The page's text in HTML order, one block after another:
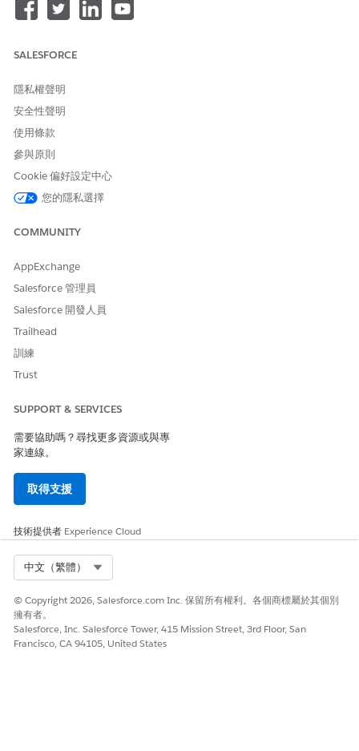
備註 Tableau Next Auditing 包含受「
行的書面「統一試用版協議」,以及「
若要啟用 Tableau Next Auditing,請遵循以下步驟。
在 Tableau「下一步」中,按一下「
定」。
在「一般」頁面上,開啟「
版)」。
瞭解如何在 Tableau Next 中檢視稽核資料、在
Tableau Next Auditing 的考量事項。
SALESFORCE
隱私權聲明
安全性聲明
使用條款
參與原則
Cookie 偏好設定中心
您的隱私選擇
COMMUNITY
AppExchange
Salesforce 管理員
Salesforce 開發人員
Trailhead
訓練
Trust
SUPPORT & SERVICES
需要協助嗎？尋找更多資源或與專
家連線。
取得支援
技術提供者 Experience Cloud
中文（繁體）
© Copyright 2026, Salesforce.com Inc. 保留所有權利。各個商標屬於其個別
擁有者。
Salesforce, Inc. Salesforce Tower, 415 Mission Street, 3rd Floor, San
Francisco, CA 94105, United States